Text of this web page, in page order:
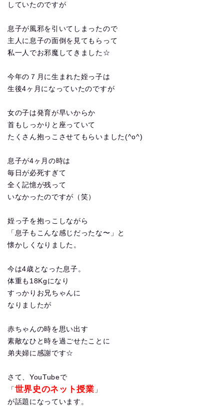
していたのですが
息子が風邪を引いてしまったので
主人に息子の面倒を見てもらって
私一人でお邪魔してきました☆
今年の７月に生まれた姪っ子は
生後4ヶ月になっていたのですが
女の子は発育が早いからか
首もしっかりと座っていて
たくさん抱っこさせてもらいました(^o^)
息子が4ヶ月の時は
毎日が必死すぎて
全く記憶が残って
いなかったのですが（笑）
姪っ子を抱っこしながら
「息子もこんな感じだったな〜」と
懐かしくなりました。
今は4歳となった息子。
体重も18Kgになり
すっかりお兄ちゃんに
なりましたが
赤ちゃんの時を思い出す
素敵なひと時を過ごせたことに
弟夫婦に感謝です☆
さて、YouTubeで
「 世界史のネット授業 」
が話題になっています。